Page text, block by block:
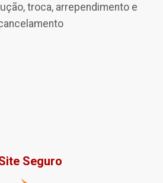
troca, arrependimento e
Seguro